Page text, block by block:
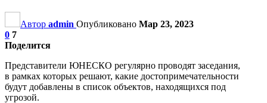
Автор admin Опубликовано Мар 23, 2023
0 7
Поделится
Представители ЮНЕСКО регулярно проводят заседания,
в рамках которых решают, какие достопримечательности
будут добавлены в список объектов, находящихся под
угрозой.